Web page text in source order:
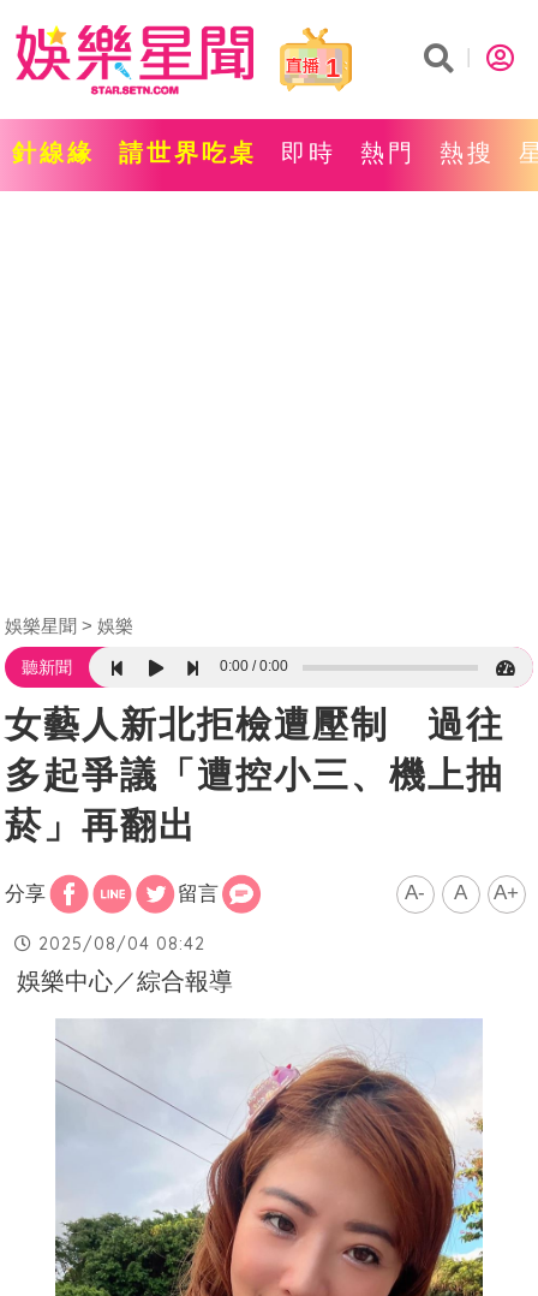
1
針線緣 請世界吃桌 即時 熱門 熱搜
娛樂星聞 娛樂
聽新聞 0:00 0:00
女藝人新北拒檢遭壓制 過往
多起爭議「遭控小三、機上抽
菸」再翻出
分享 留言 A- A A+
2025/08/04 08:42
娛樂中心／綜合報導